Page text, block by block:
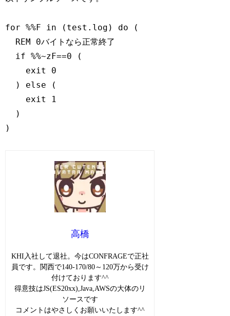
for %%F in (test.log) do (
  REM 0バイトなら正常終了
  if %%~zF==0 (
    exit 0
  ) else (
    exit 1
  )
)
高橋
KHI入社して退社。今はCONFRAGEで正社
員です。関西で140-170/80～120万から受け
付けております^^
得意技はJS(ES20xx),Java,AWSの大体のリ
ソースです
コメントはやさしくお願いいたします^^